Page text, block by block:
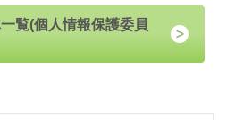
覧(個人情報保護委員